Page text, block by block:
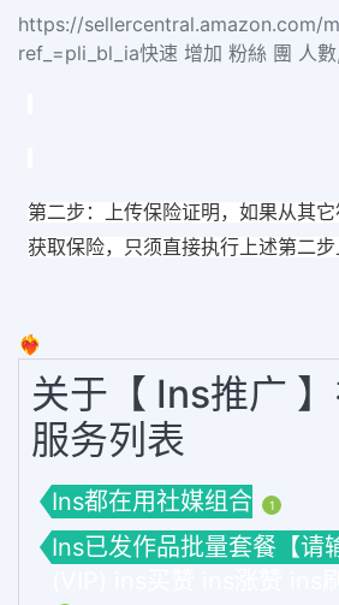
https://sellercentral.amazon.com/
ref_=pli_bl_ia快速 增加 粉絲 團 人
第二步：上传保险证明，如果从其
获取保险，只须直接执行上述第二步
❤️‍🔥
关于【 Ins推广
服务列表
Ins都在用社媒组合 1
Ins已发作品批量套餐【请